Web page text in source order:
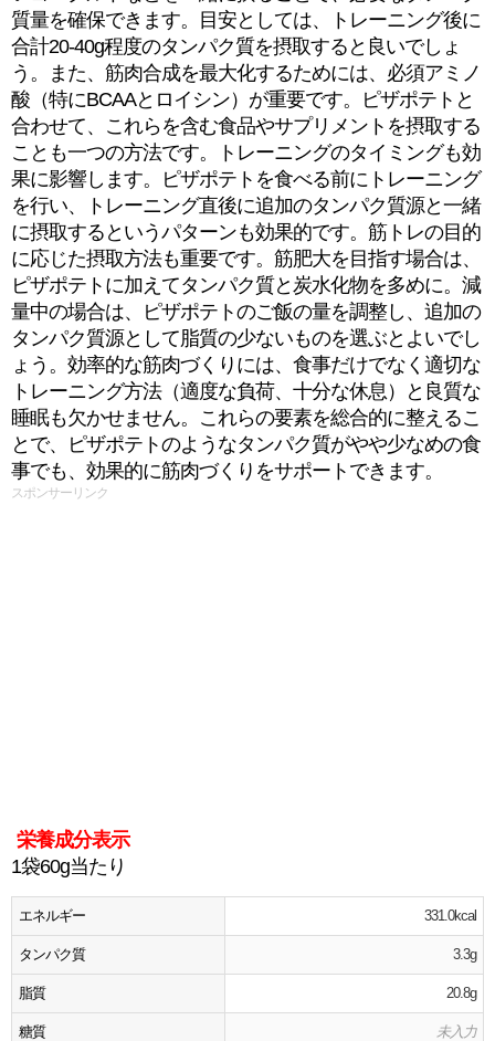
質量を確保できます。目安としては、トレーニング後に
合計20-40g程度のタンパク質を摂取すると良いでしょ
う。また、筋肉合成を最大化するためには、必須アミノ
酸（特にBCAAとロイシン）が重要です。ピザポテトと
合わせて、これらを含む食品やサプリメントを摂取する
ことも一つの方法です。トレーニングのタイミングも効
果に影響します。ピザポテトを食べる前にトレーニング
を行い、トレーニング直後に追加のタンパク質源と一緒
に摂取するというパターンも効果的です。筋トレの目的
に応じた摂取方法も重要です。筋肥大を目指す場合は、
ピザポテトに加えてタンパク質と炭水化物を多めに。減
量中の場合は、ピザポテトのご飯の量を調整し、追加の
タンパク質源として脂質の少ないものを選ぶとよいでし
ょう。効率的な筋肉づくりには、食事だけでなく適切な
トレーニング方法（適度な負荷、十分な休息）と良質な
睡眠も欠かせません。これらの要素を総合的に整えるこ
とで、ピザポテトのようなタンパク質がやや少なめの食
事でも、効果的に筋肉づくりをサポートできます。
スポンサーリンク
栄養成分表示
1袋60g当たり
エネルギー 331.0kcal
タンパク質 3.3g
脂質 20.8g
糖質 未入力